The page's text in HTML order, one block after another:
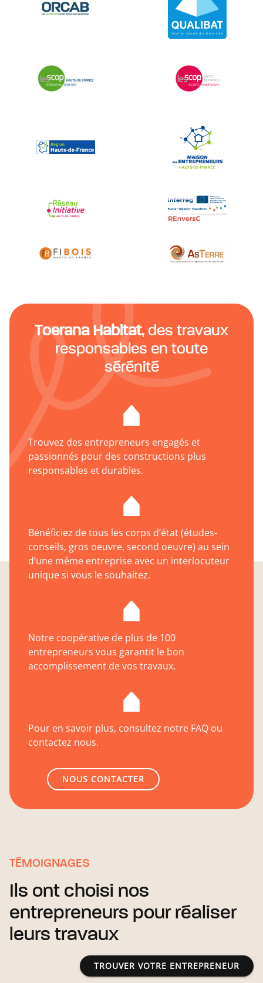
Toerana Habitat, des travaux
responsables en toute
sérénité
Trouvez des entrepreneurs engagés et
passionnés pour des constructions plus
responsables et durables.
Bénéficiez de tous les corps d’état (études-
conseils, gros oeuvre, second oeuvre) au sein
d’une même entreprise avec un interlocuteur
unique si vous le souhaitez.
Notre coopérative de plus de 100
entrepreneurs vous garantit le bon
accomplissement de vos travaux.
Pour en savoir plus, consultez notre FAQ ou
contactez nous.
NOUS CONTACTER
TÉMOIGNAGES
Ils ont choisi nos
entrepreneurs pour réaliser
leurs travaux
TROUVER VOTRE ENTREPRENEUR